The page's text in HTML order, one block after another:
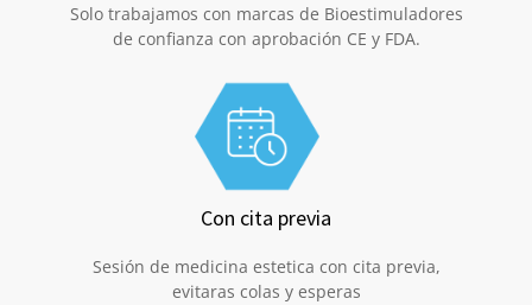
Solo trabajamos con marcas de Bioestimuladores
de confianza con aprobación CE y FDA.
Con cita previa
Sesión de medicina estetica con cita previa,
evitaras colas y esperas